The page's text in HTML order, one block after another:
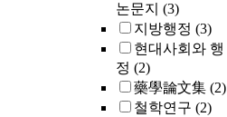
논문지 (3)
지방행정 (3)
현대사회와 행
정 (2)
藥學論文集 (2)
철학연구 (2)